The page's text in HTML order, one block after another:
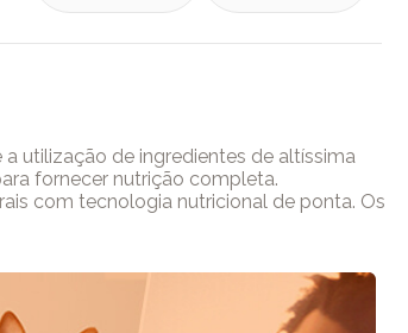
utilização de ingredientes de altíssima
fornecer nutrição completa.
com tecnologia nutricional de ponta. Os
nutricionais de cada fase da vida
na qualidade de vida do seu